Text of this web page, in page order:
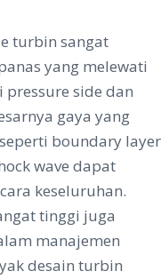
turbin sangat
yang melewati
side dan
gaya yang
boundary layer
wave dapat
keseluruhan.
tinggi juga
manajemen
desain turbin